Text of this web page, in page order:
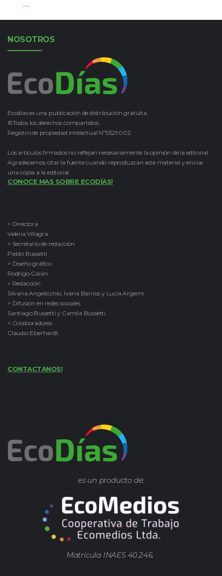
Leer Más
NOSOTROS
Ecodías es una publicación de distribución gratuita.
©Todos los derechos compartidos.
Registro de propiedad intelectual Nº5329002
Los artículos firmados no reflejan necesariamente la opinión de la editorial.
Agradecemos citar la fuente cuando reproduzcan este material y enviar
una copia a la editorial.
CONOCE MAS SOBRE ECODÍAS!
> Directora
Valeria Villagra
> Secretario de redacción
Pablo Bussetti
> Diseño gráfico
Rodrigo Galán
> Redacción
Silvana Angelicchio, Ivana Barrios y Lucía Argemi
> Difusión en redes sociales
Santiago Bussetti y Camila Bussetti
> Colaboradores
Claudio Eberhardt
CONTACTANOS!
es un producto de:
Matrícula INAES 40.246.